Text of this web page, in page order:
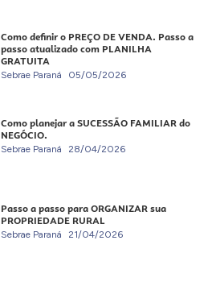
Como definir o PREÇO DE VENDA. Passo a
passo atualizado com PLANILHA
GRATUITA
Sebrae Paraná 05/05/2026
Como planejar a SUCESSÃO FAMILIAR do
NEGÓCIO.
Sebrae Paraná 28/04/2026
Passo a passo para ORGANIZAR sua
PROPRIEDADE RURAL
Sebrae Paraná 21/04/2026